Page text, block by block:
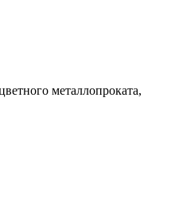
металлопроката,